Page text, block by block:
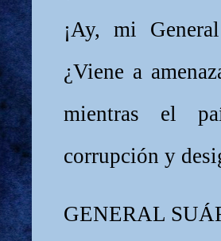
¡Ay, mi
¿Viene a
mientras el
corrupción y
GENERAL